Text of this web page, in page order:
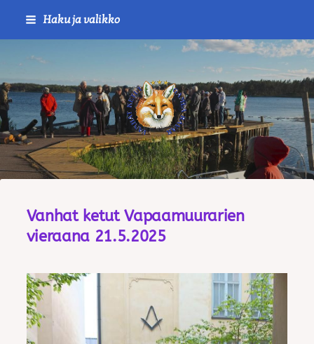
Siirry Haku ja valikko
Journalistiliitto / RTTL/
Vanhat ketut Vapaamuurarien
vieraana 21.5.2025